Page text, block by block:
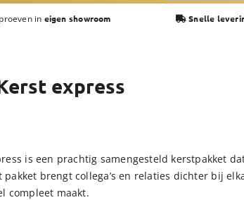
in eigen showroom Snelle
express
is een prachtig samengesteld kerstpakket
brengt collega’s en relaties dichter bij
compleet maakt.